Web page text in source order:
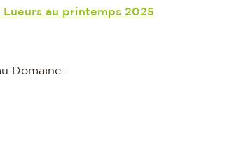
Lueurs au printemps 2025
Domaine :